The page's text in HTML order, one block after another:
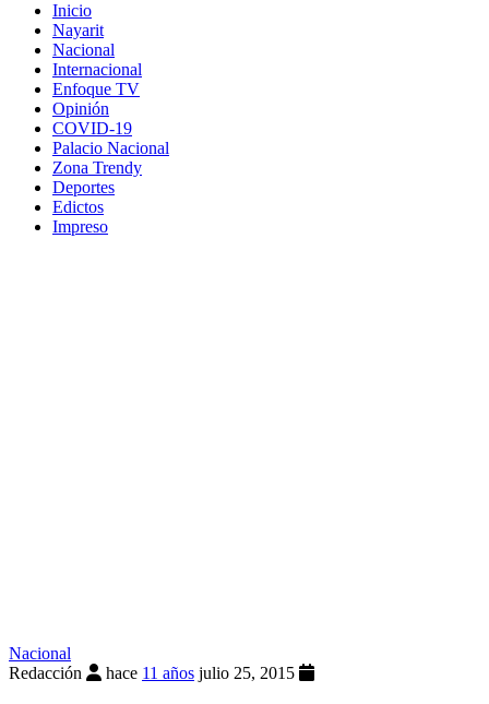
Inicio
Nayarit
Nacional
Internacional
Enfoque TV
Opinión
COVID-19
Palacio Nacional
Zona Trendy
Deportes
Edictos
Impreso
Nacional
Redacción
hace 11 años julio 25, 2015